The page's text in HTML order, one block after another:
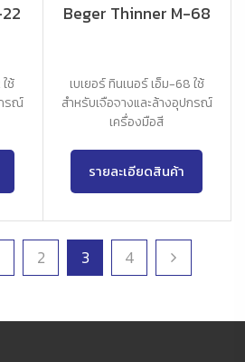
ช้
รณ์
Beger Thinner M-68
เบเยอร์ ทินเนอร์ เอ็ม-68 ใช้
สำหรับเจือจางและล้างอุปกรณ์
เครื่องมือสี
รายละเอียดสินค้า
2 3 4